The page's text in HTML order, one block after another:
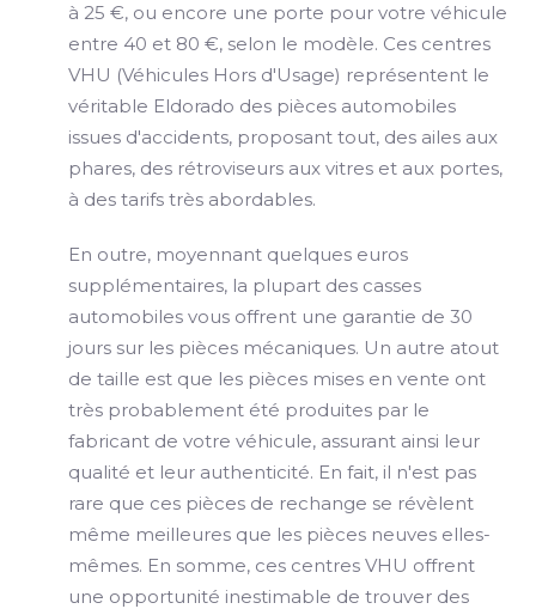
à 25 €, ou encore une porte pour votre véhicule
entre 40 et 80 €, selon le modèle. Ces centres
VHU (Véhicules Hors d'Usage) représentent le
véritable Eldorado des pièces automobiles
issues d'accidents, proposant tout, des ailes aux
phares, des rétroviseurs aux vitres et aux portes,
à des tarifs très abordables.
En outre, moyennant quelques euros
supplémentaires, la plupart des casses
automobiles vous offrent une garantie de 30
jours sur les pièces mécaniques. Un autre atout
de taille est que les pièces mises en vente ont
très probablement été produites par le
fabricant de votre véhicule, assurant ainsi leur
qualité et leur authenticité. En fait, il n'est pas
rare que ces pièces de rechange se révèlent
même meilleures que les pièces neuves elles-
mêmes. En somme, ces centres VHU offrent
une opportunité inestimable de trouver des